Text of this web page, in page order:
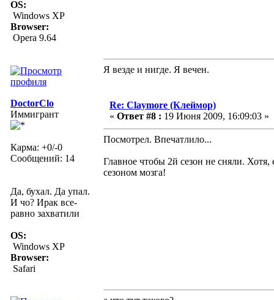
OS:
Windows XP
Browser:
Opera 9.64
Я везде и нигде. Я вечен.
DoctorClo
Иммигрант
Карма: +0/-0
Сообщений: 14
Да, бухал. Да упал.
И чо? Ирак все-
равно захватили
OS:
Windows XP
Browser:
Safari
Re: Claymore (Клеймор)
« Ответ #8 : 19 Июня 2009, 16:09:03 »
Посмотрел. Впечатлило...
Главное чтобы 2й сезон не сняли.
сезоном мозга!